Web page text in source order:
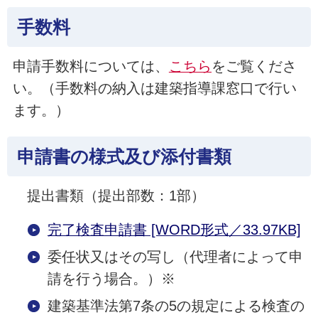
手数料
申請手数料については、 こちら をご覧くださ
い。（手数料の納入は建築指導課窓口で行い
ます。）
申請書の様式及び添付書類
提出書類（提出部数：1部）
完了検査申請書 [WORD形式／33.97KB]
委任状又はその写し（代理者によって申
請を行う場合。）※
建築基準法第7条の5の規定による検査の